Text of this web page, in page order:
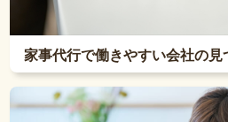
家事代行で働きやすい会社の見